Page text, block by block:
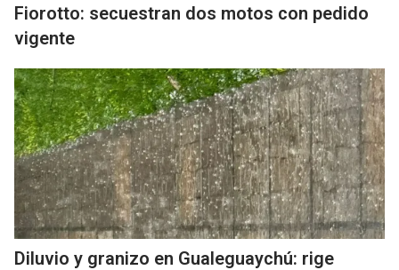
Fiorotto: secuestran dos motos con pedido
vigente
Diluvio y granizo en Gualeguaychú: rige